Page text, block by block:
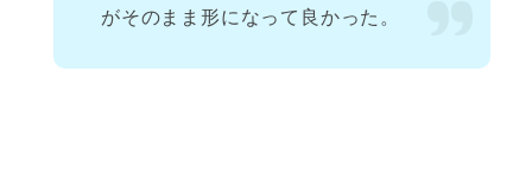
がそのまま形になって良かった。